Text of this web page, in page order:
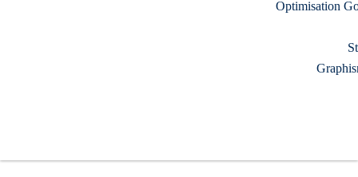
Optimisation